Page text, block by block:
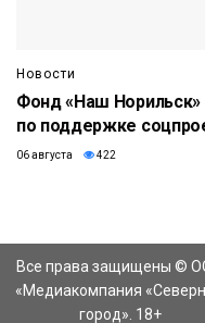
Новости
Фонд «Наш
по поддержке
06 августа 422
Все права защищены ©
«Медиакомпания
город». 18+